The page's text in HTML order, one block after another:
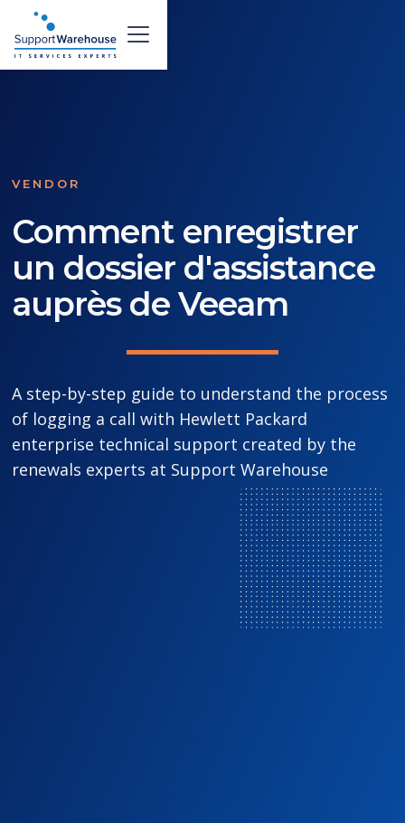
VENDOR
Comment enregistrer
un dossier d'assistance
auprès de Veeam
A step-by-step guide to understand the process
of logging a call with Hewlett Packard
enterprise technical support created by the
renewals experts at Support Warehouse